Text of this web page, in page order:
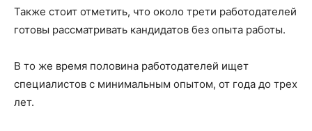
Также стоит отметить, что около трети работодателей
готовы рассматривать кандидатов без опыта работы.
В то же время половина работодателей ищет
специалистов с минимальным опытом, от года до трех
лет.